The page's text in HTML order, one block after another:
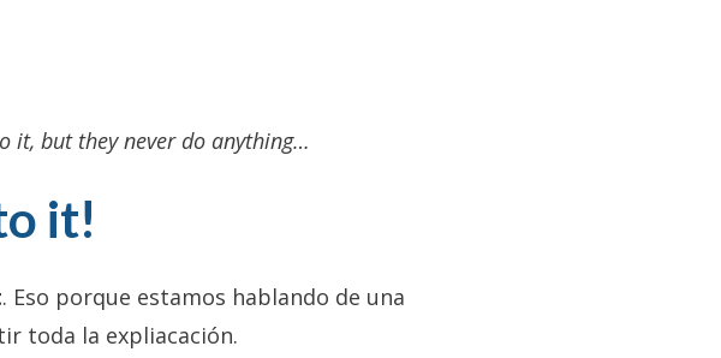
it, but they never do anything…
it!
. Eso porque estamos hablando de una
toda la expliacación.